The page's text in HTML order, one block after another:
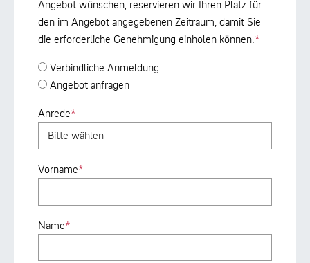
Angebot wünschen, reservieren wir Ihren Platz für
den im Angebot angegebenen Zeitraum, damit Sie
die erforderliche Genehmigung einholen können.*
Verbindliche Anmeldung
Angebot anfragen
Anrede*
Vorname*
Name*